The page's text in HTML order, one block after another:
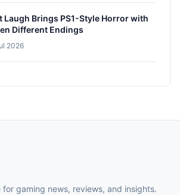
Laugh Brings PS1-Style Horror with
Different Endings
2026
for gaming news, reviews, and insights.